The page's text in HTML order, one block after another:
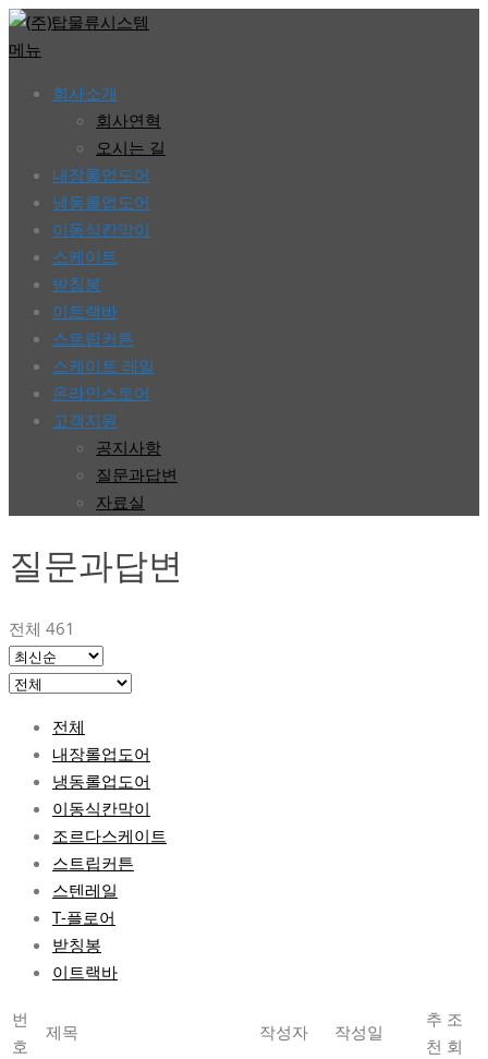
콘
텐
메뉴
회사소개
회사연혁
오시는 길
내장롤업도어
냉동롤업도어
이동식칸막이
스케이트
받침봉
이트랙바
스트립커튼
스케이트 레일
온라인스토어
고객지원
공지사항
질문과답변
자료실
질문과답변
전체 461
전체
내장롤업도어
냉동롤업도어
이동식칸막이
조르다스케이트
스트립커튼
스텐레일
T-플로어
받칭봉
이트랙바
번
호
제목 작성자 작성일
추
천
조
회